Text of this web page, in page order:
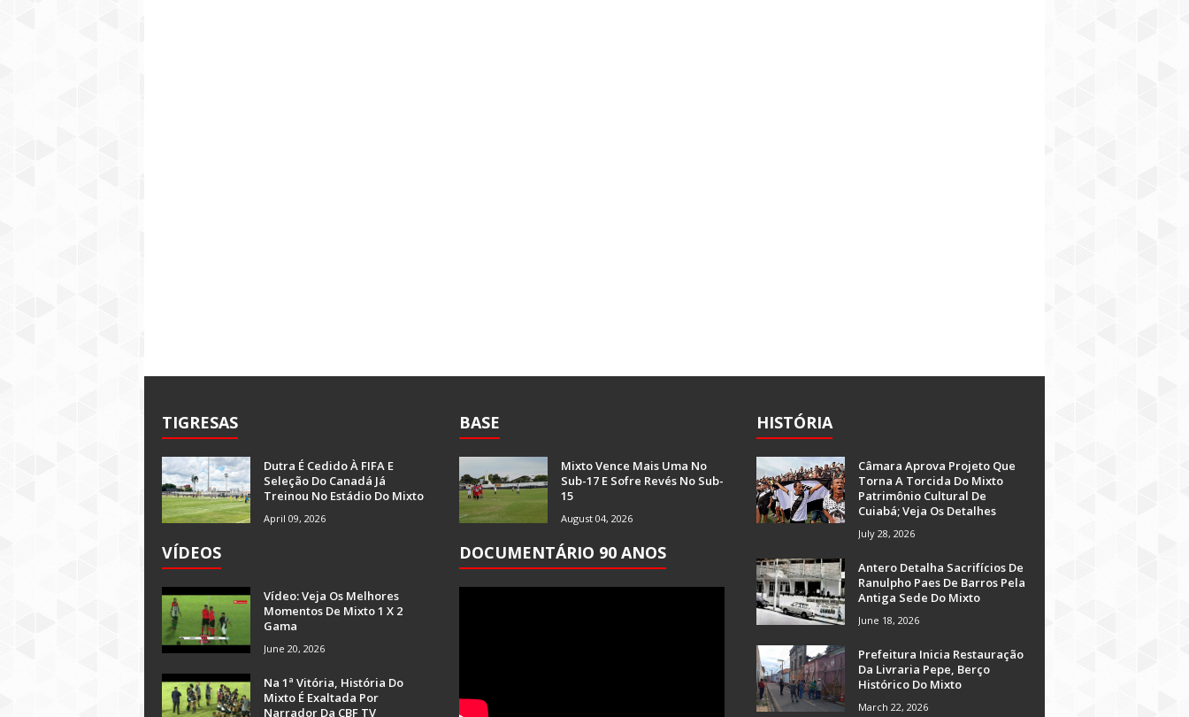
TIGRESAS
Dutra É Cedido À FIFA E
Seleção Do Canadá Já
Treinou No Estádio Do Mixto
April 09, 2026
VÍDEOS
Vídeo: Veja Os Melhores
Momentos De Mixto 1 X 2
Gama
June 20, 2026
Na 1ª Vitória, História Do
Mixto É Exaltada Por
Narrador Da CBF TV
BASE
Mixto Vence Mais Uma No
Sub-17 E Sofre Revés No Sub-
15
August 04, 2026
DOCUMENTÁRIO 90 ANOS
HISTÓRIA
Câmara Aprova Projeto Que
Torna A Torcida Do Mixto
Patrimônio Cultural De
Cuiabá; Veja Os Detalhes
July 28, 2026
Antero Detalha Sacrifícios De
Ranulpho Paes De Barros Pela
Antiga Sede Do Mixto
June 18, 2026
Prefeitura Inicia Restauração
Da Livraria Pepe, Berço
Histórico Do Mixto
March 22, 2026